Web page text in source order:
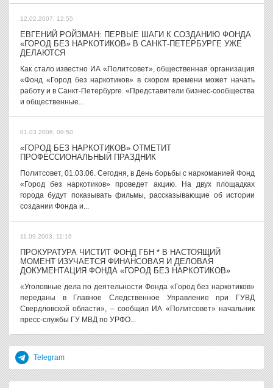
12.02.2007, 12:55
ЕВГЕНИЙ РОЙЗМАН: ПЕРВЫЕ ШАГИ К СОЗДАНИЮ ФОНДА
«ГОРОД БЕЗ НАРКОТИКОВ» В САНКТ-ПЕТЕРБУРГЕ УЖЕ
ДЕЛАЮТСЯ
Как стало известно ИА «Политсовет», общественная организация
«Фонд «Город без наркотиков» в скором времени может начать
работу и в Санкт-Петербурге. «Представители бизнес-сообщества
и общественные...
01.03.2006, 09:50
«ГОРОД БЕЗ НАРКОТИКОВ» ОТМЕТИТ
ПРОФЕССИОНАЛЬНЫЙ ПРАЗДНИК
Политсовет, 01.03.06. Сегодня, в День борьбы с наркоманией Фонд
«Город без наркотиков» проведет акцию. На двух площадках
города будут показывать фильмы, рассказывающие об истории
создании Фонда и...
11.09.2003, 11:16
ПРОКУРАТУРА ЧИСТИТ ФОНД ГБН * В НАСТОЯЩИЙ
МОМЕНТ ИЗУЧАЕТСЯ ФИНАНСОВАЯ И ДЕЛОВАЯ
ДОКУМЕНТАЦИЯ ФОНДА «ГОРОД БЕЗ НАРКОТИКОВ»
«Уголовные дела по деятельности Фонда «Город без наркотиков»
переданы в Главное Следственное Управление при ГУВД
Свердловской области», – сообщил ИА «Политсовет» начальник
пресс-службы ГУ МВД по УРФО...
Telegram